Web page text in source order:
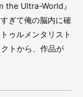
the Ultra​-​World』
ぎて俺の脳内に確
ゥルメンタリスト
トから、作品が